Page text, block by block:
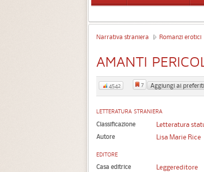
Narrativa straniera Romanzi erotici
AMANTI
4542 7 Aggiungi ai preferiti
LETTERATURA STRANIERA
Classificazione Letteratura
Autore Lisa Marie Rice
EDITORE
Casa editrice Leggereditore